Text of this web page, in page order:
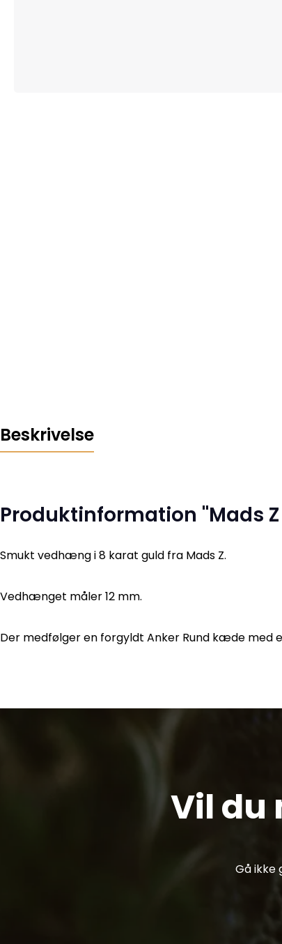
Beskrivelse
Produktinformation "Mads
Smukt vedhæng i 8 karat guld fra Mads Z.
Vedhænget måler 12 mm.
Der medfølger en forgyldt Anker Rund kæde med
Vil du
Gå ikke